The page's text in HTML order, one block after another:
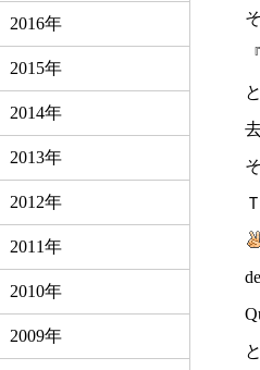
2016年
2015年
2014年
2013年
2012年
2011年
2010年
2009年